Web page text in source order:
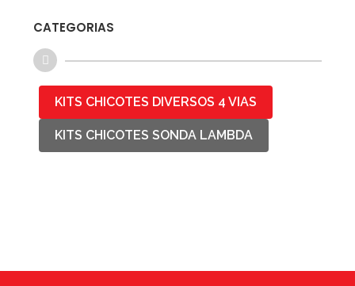
CATEGORIAS
KITS CHICOTES DIVERSOS 4 VIAS
KITS CHICOTES SONDA LAMBDA